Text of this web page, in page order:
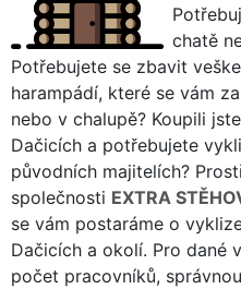
chatě
Potřebujete se zbavit
harampádí, které se vám
nebo v chalupě? Koupili
Dačicích a potřebujete
původních majitelích?
společnosti EXTRA
se vám postaráme o
Dačicích a okolí. Pro dané
počet pracovníků,